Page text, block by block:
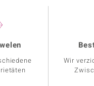
Wir